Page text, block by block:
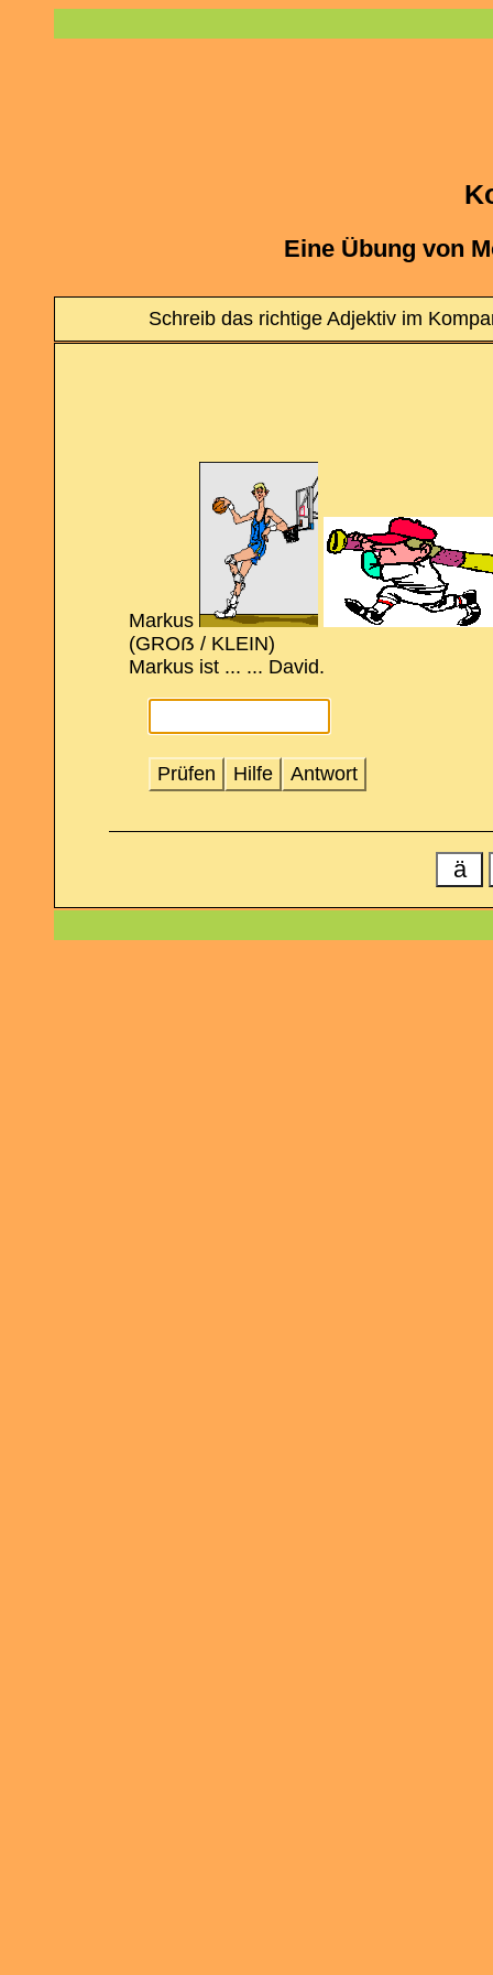
Eine Übung von
Schreib das richtige Adjektiv im
Markus
(GROẞ / KLEIN)
Markus ist ... ... David.
Prüfen Hilfe Antwort
ä